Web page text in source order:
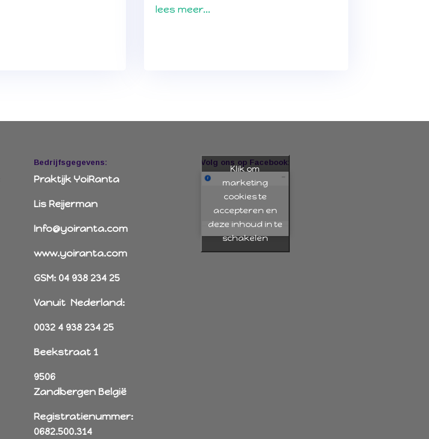
lees meer...
Bedrijfsgegevens:
Praktijk YoiRanta
Lis Reijerman
Info@yoiranta.com
www.yoiranta.com
GSM: 04 938 234 25
Vanuit Nederland:
0032 4 938 234 25
Beekstraat 1
9506
Zandbergen België
Registratienummer:
0682.500.314
Volg ons op Facebook:
Klik om
marketing
cookies te
accepteren en
deze inhoud in te
schakelen